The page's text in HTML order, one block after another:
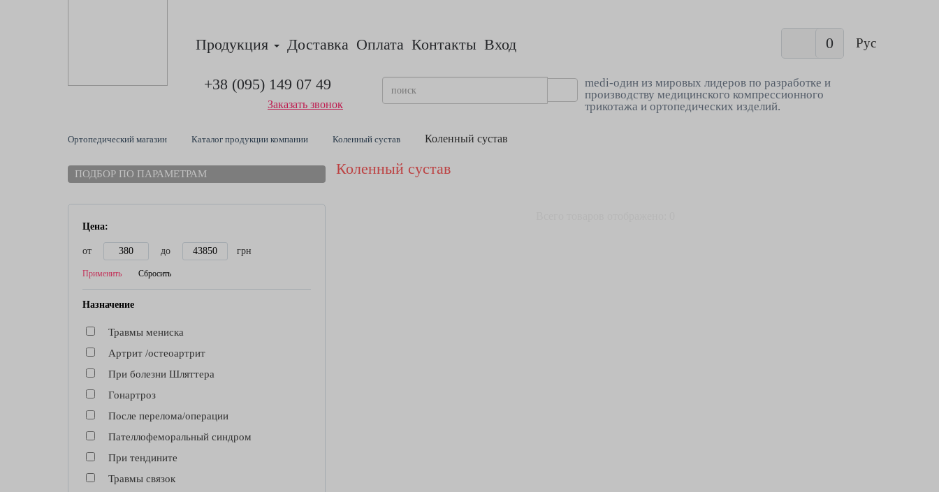
Продукция Доставка Оплата Контакты Вход 0 Рус
+38 (095) 149 07 49
Заказать звонок
medi-один из мировых лидеров по разработке и
производству медицинского компрессионного
трикотажа и ортопедических изделий.
Ортопедический магазин Каталог продукции компании Коленный сустав Коленный сустав
ПОДБОР ПО ПАРАМЕТРАМ
Цена:
от до грн
Применить Сбросить
Назначение
Травмы мениска
Артрит /остеоартрит
При болезни Шляттера
Гонартроз
После перелома/операции
Пателлофеморальный синдром
При тендините
Травмы связок
Коленный сустав